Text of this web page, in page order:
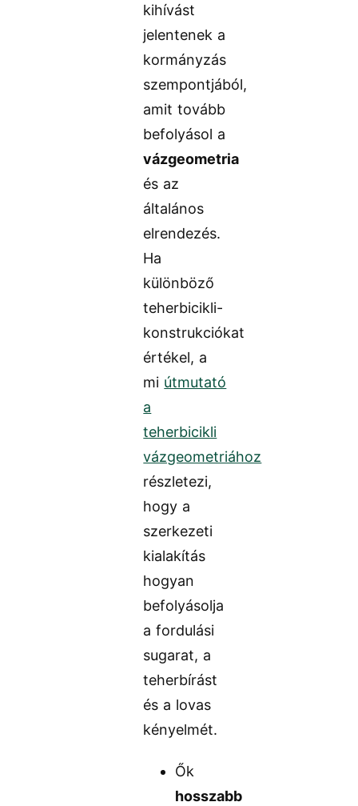
kihívást
jelentenek a
kormányzás
szempontjából,
amit tovább
befolyásol a
vázgeometria
és az
általános
elrendezés.
Ha
különböző
teherbicikli-
konstrukciókat
értékel, a
mi útmutató
a
teherbicikli
vázgeometriához
részletezi,
hogy a
szerkezeti
kialakítás
hogyan
befolyásolja
a fordulási
sugarat, a
teherbírást
és a lovas
kényelmét.
Ők
hosszabb